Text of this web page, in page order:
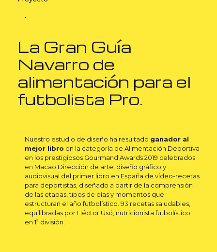
.
La Gran Guía
Navarro de
alimentación para el
futbolista Pro.
Nuestro estudio de diseño ha resultado ganador al
mejor libro en la categoría de Alimentación Deportiva
en los prestigiosos Gourmand Awards 2019 celebrados
en Macao.Dirección de arte, diseño gráfico y
audiovisual del primer libro en España de vídeo-recetas
para deportistas, diseñado a partir de la comprensión
de las etapas, tipos de días y momentos que
estructuran el año futbolístico. 93 recetas saludables,
equilibradas por Héctor Usó, nutricionista futbolístico
en 1ª división.